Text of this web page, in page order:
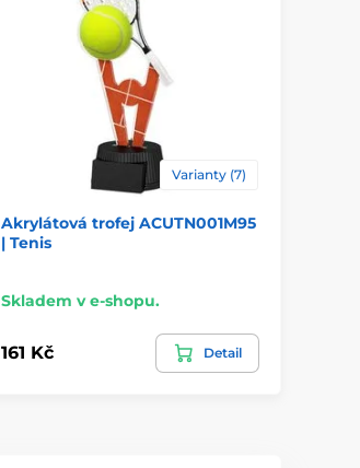
Varianty (7)
Akrylátová trofej ACUTN001M95
| Tenis
Skladem v e-shopu.
161 Kč Detail